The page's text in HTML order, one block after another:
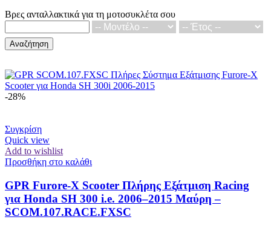
Βρες ανταλλακτικά για τη μοτοσυκλέτα σου
Αναζήτηση
-28%
Συγκρίση
Quick view
Add to wishlist
Προσθήκη στο καλάθι
GPR Furore-X Scooter Πλήρης Εξάτμιση Racing
για Honda SH 300 i.e. 2006–2015 Μαύρη –
SCOM.107.RACE.FXSC